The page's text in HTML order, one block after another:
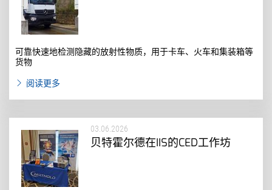
可靠快速地检测隐藏的放射性物质，用于卡车、火车和集装箱等
货物
阅读更多
03.06.2026
贝特霍尔德在IIS的CED工作坊